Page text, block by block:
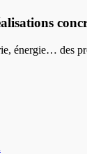
énergie… des